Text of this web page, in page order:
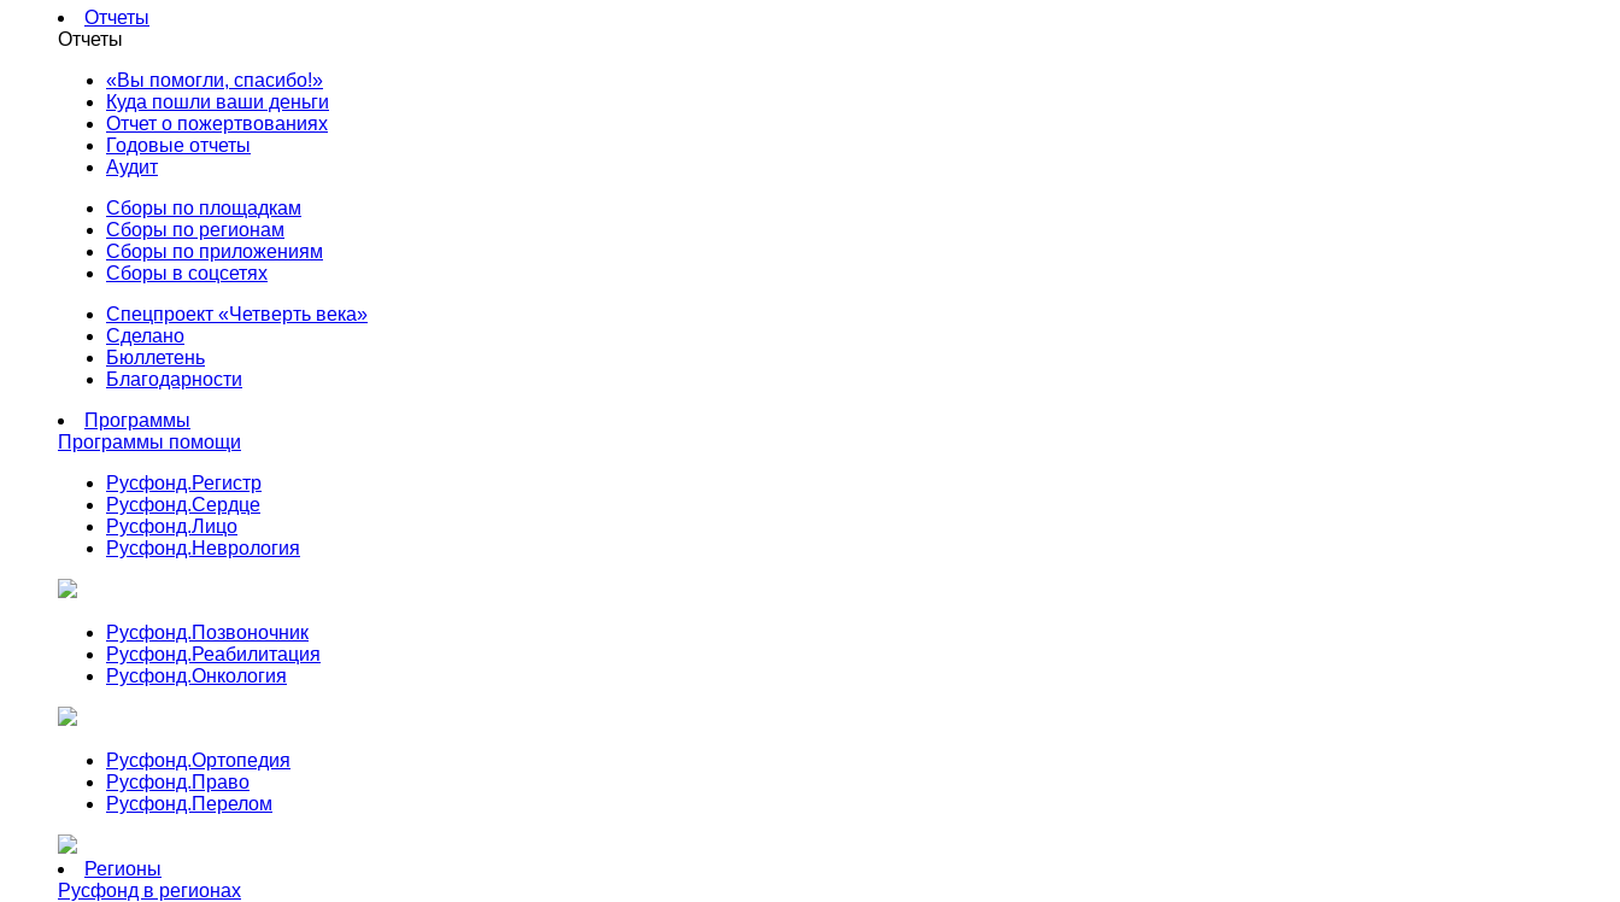
Отчеты
Отчеты
«Вы помогли, спасибо!»
Куда пошли ваши деньги
Отчет о пожертвованиях
Годовые отчеты
Аудит
Сборы по площадкам
Сборы по регионам
Сборы по приложениям
Сборы в соцсетях
Спецпроект «Четверть века»
Сделано
Бюллетень
Благодарности
Программы
Программы помощи
Русфонд.Регистр
Русфонд.Сердце
Русфонд.Лицо
Русфонд.Неврология
Русфонд.Позвоночник
Русфонд.Реабилитация
Русфонд.Онкология
Русфонд.Ортопедия
Русфонд.Право
Русфонд.Перелом
Регионы
Русфонд в регионах